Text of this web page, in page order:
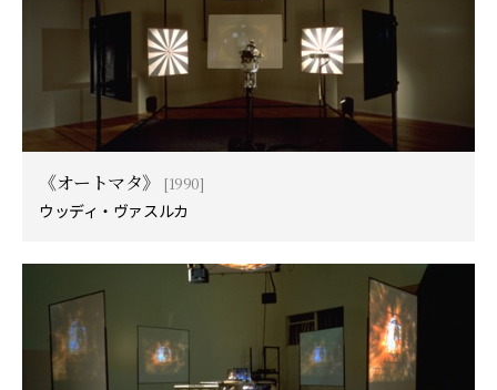
《オートマタ》
[1990]
ウッディ・ヴァスルカ